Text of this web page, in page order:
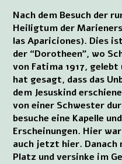
Nach dem Besuch der
Heiligtum der
las Apariciones). Dies
der “Dorotheen”, wo
von Fatima 1917,
hat gesagt, dass das
dem Jesuskind
von einer Schwester
besuche eine Kapelle
Erscheinungen. Hier
auch jetzt hier. Danach
Platz und versinke im